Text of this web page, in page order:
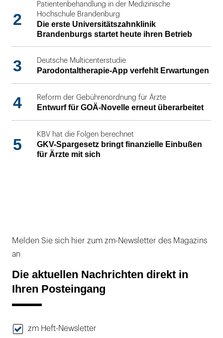
2
Patientenbehandlung in der Medizinische
Hochschule Brandenburg
Die erste Universitätszahnklinik
Brandenburgs startet heute ihren Betrieb
3 Deutsche Multicenterstudie
Parodontaltherapie-App verfehlt Erwartungen
4 Reform der Gebührenordnung für Ärzte
Entwurf für GOÄ-Novelle erneut überarbeitet
5
KBV hat die Folgen berechnet
GKV-Spargesetz bringt finanzielle Einbußen
für Ärzte mit sich
Melden Sie sich hier zum zm-Newsletter des Magazins
an
Die aktuellen Nachrichten direkt in
Ihren Posteingang
zm Heft-Newsletter